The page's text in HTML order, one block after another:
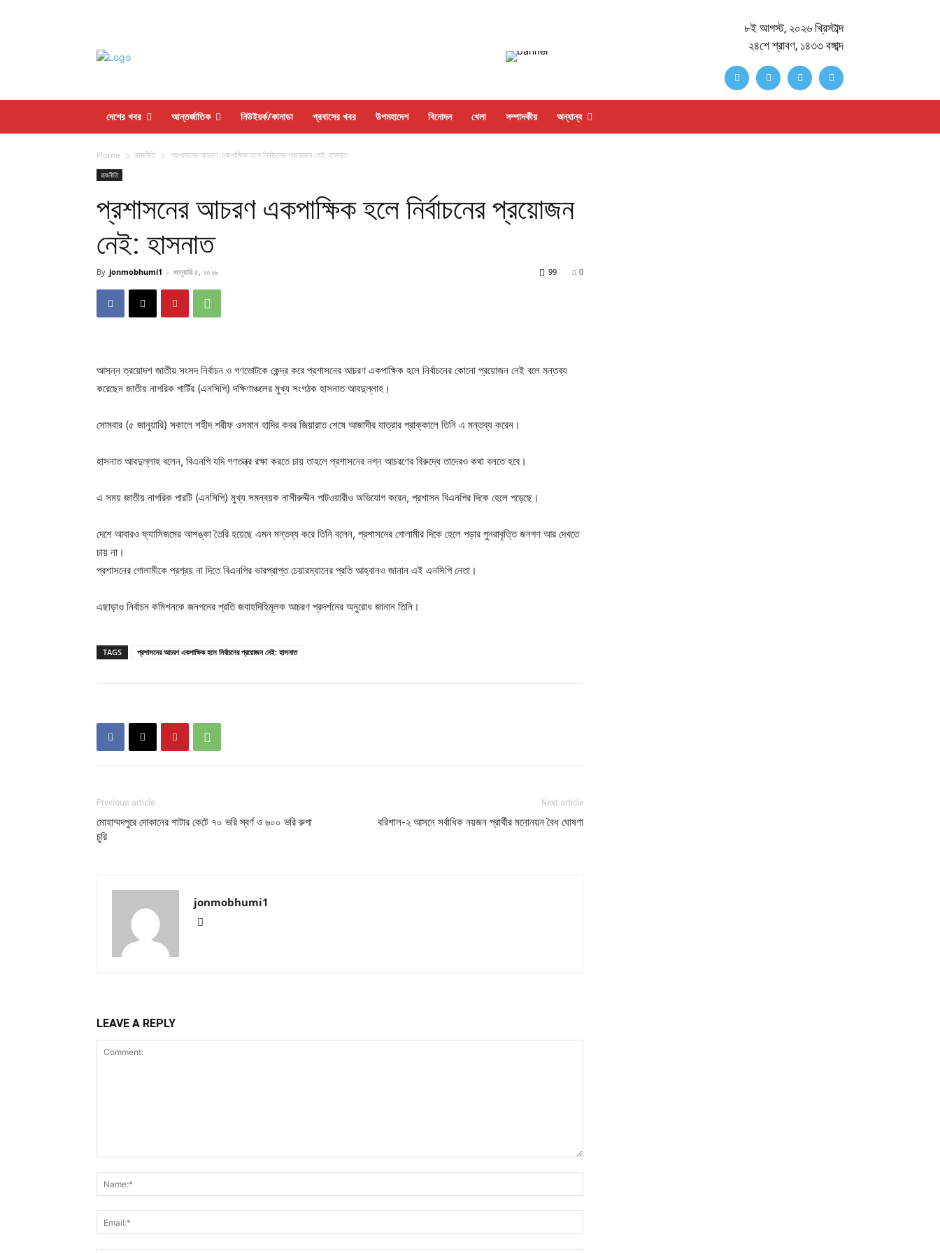
৮ই আগস্ট, ২০২৬ খ্রিস্টাব্দ
২৪শে শ্রাবণ, ১৪৩৩ বঙ্গাব্দ
দেশের খবর আন্তর্জাতিক নিউইয়র্ক/কানাডা প্রবাসের খবর উপমহাদেশ বিনোদন খেলা সম্পাদকীয় অন্যান্য
Home রাজনীতি প্রশাসনের আচরণ একপাক্ষিক হলে নির্বাচনের প্রয়োজন নেই: হাসনাত
রাজনীতি
প্রশাসনের আচরণ একপাক্ষিক হলে নির্বাচনের প্রয়োজন
নেই: হাসনাত
By jonmobhumi1 - জানুয়ারি ৫, ২০২৬ 0
99
আসন্ন ত্রয়োদশ জাতীয় সংসদ নির্বাচন ও গণভোটকে কেন্দ্র করে প্রশাসনের আচরণ একপাক্ষিক হলে নির্বাচনের কোনো প্রয়োজন নেই বলে মন্তব্য
করেছেন জাতীয় নাগরিক পার্টির (এনসিপি) দক্ষিণাঞ্চলের মুখ্য সংগঠক হাসনাত আবদুল্লাহ।
সোমবার (৫ জানুয়ারি) সকালে শহীদ শরীফ ওসমান হাদির কবর জিয়ারাত শেষে আজাদীর যাত্রার প্রাক্কালে তিনি এ মন্তব্য করেন।
হাসনাত আবদুল্লাহ বলেন, বিএনপি যদি গণতন্ত্র রক্ষা করতে চায় তাহলে প্রশাসনের নগ্ন আচরণের বিরুদ্ধে তাদেরও কথা বলতে হবে।
এ সময় জাতীয় নাগরিক পারটি (এনসিপি) মুখ্য সমন্বয়ক নাসীরুদ্দীন পাটওয়ারীও অভিযোগ করেন, প্রশাসন বিএনপির দিকে হেলে পড়েছে।
দেশে আবারও ফ্যাসিজমের আশঙ্কা তৈরি হয়েছে এমন মন্তব্য করে তিনি বলেন, প্রশাসনের গোলামীর দিকে হেলে পড়ার পুনরাবৃত্তি জনগণ আর দেখতে
চায় না।
প্রশাসনের গোলামীকে প্রশ্রয় না দিতে বিএনপির ভারপ্রাপ্ত চেয়ারম্যানের প্রতি আহ্বানও জানান এই এনসিপি নেতা।
এছাড়াও নির্বাচন কমিশনকে জনগনের প্রতি জবাহদিহিমূলক আচরণ প্রদর্শনের অনুরোধ জানান তিনি।
TAGS প্রশাসনের আচরণ একপাক্ষিক হলে নির্বাচনের প্রয়োজন নেই: হাসনাত
Previous article
মোহাম্মদপুরে দোকানের শাটার কেটে ৭০ ভরি স্বর্ণ ও ৬০০ ভরি রুপা
চুরি
Next article
বরিশাল-২ আসনে সর্বাধিক নয়জন প্রার্থীর মনোনয়ন বৈধ ঘোষণা
jonmobhumi1
LEAVE A REPLY